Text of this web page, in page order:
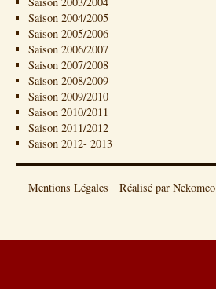
Saison 2004/2005
Saison 2005/2006
Saison 2006/2007
Saison 2007/2008
Saison 2008/2009
Saison 2009/2010
Saison 2010/2011
Saison 2011/2012
Saison 2012- 2013
Mentions Légales Réalisé par Nekomeo